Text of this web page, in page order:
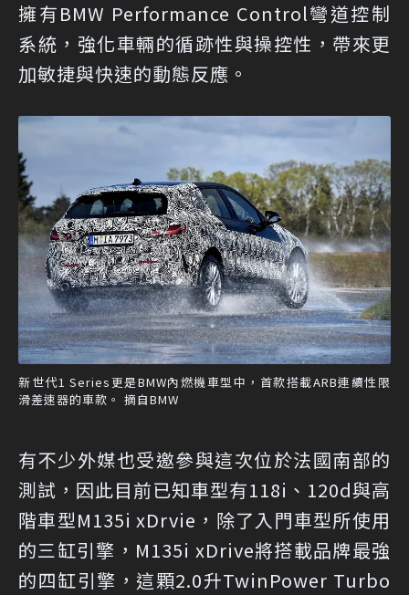
擁有BMW Performance Control彎道控制
系統，強化車輛的循跡性與操控性，帶來更
加敏捷與快速的動態反應。
新世代1 Series更是BMW內燃機車型中，首款搭載ARB連續性限
滑差速器的車款。 摘自BMW
有不少外媒也受邀參與這次位於法國南部的
測試，因此目前已知車型有118i、120d與高
階車型M135i xDrvie，除了入門車型所使用
的三缸引擎，M135i xDrive將搭載品牌最強
的四缸引擎，這顆2.0升TwinPower Turbo